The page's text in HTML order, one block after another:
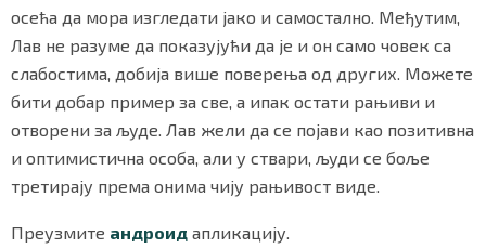
осећа да мора изгледати јако и самостално. Међутим,
Лав не разуме да показујући да је и он само човек са
слабостима, добија више поверења од других. Можете
бити добар пример за све, а ипак остати рањиви и
отворени за људе. Лав жели да се појави као позитивна
и оптимистична особа, али у ствари, људи се боље
третирају према онима чију рањивост виде.
Преузмите андроид апликацију.